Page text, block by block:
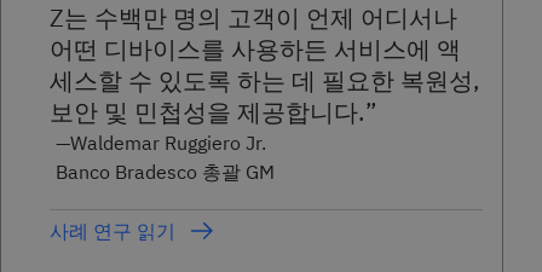
Z는 수백만 명의 고객이 언제 어디서나
어떤 디바이스를 사용하든 서비스에 액
세스할 수 있도록 하는 데 필요한 복원성,
보안 및 민첩성을 제공합니다.
—Waldemar Ruggiero Jr.
Banco Bradesco 총괄 GM
사례 연구 읽기